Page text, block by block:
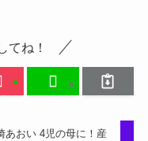
てね！
あおい 4児の母に！産